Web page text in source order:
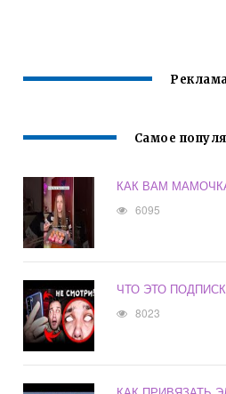
Самое
КАК ВАМ
6095
ЧТО ЭТО
8023